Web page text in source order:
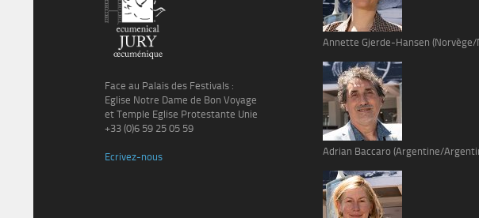
Face au Palais des Festivals :
Eglise Notre Dame de Bon Voyage
et Temple Eglise Protestante Unie
+33 (0)6 59 25 05 59
Ecrivez-nous
Annette Gjerde-Hansen (Norvège/
Adrian Baccaro (Argentine/